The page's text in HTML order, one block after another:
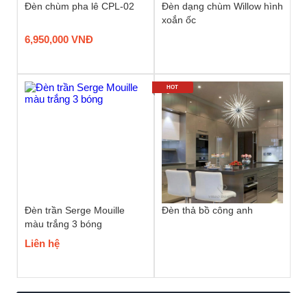
Đèn chùm pha lê CPL-02
6,950,000 VNĐ
Đèn dạng chùm Willow hình
xoắn ốc
Đèn trần Serge Mouille
màu trắng 3 bóng
Liên hệ
Đèn thả bồ công anh
HOT